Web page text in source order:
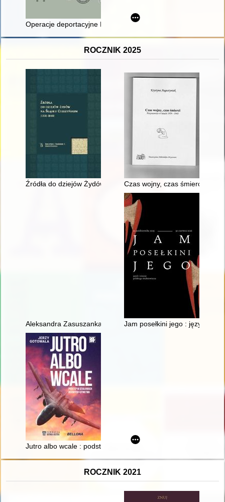
Operacje deportacyjne NKWD 1940-1941. Cz. 1 =
ROCZNIK 2025
Źródła do dziejów Żydów na Śląsku Cieszyńskim (1531-1848)
Czas wojny, czas śmierci :
Aleksandra Zasuszanka-Dobrowolska (1906-1989) : życie i
Jam posełkini jego : język i
Jutro albo wcale : podstęp w działaniach bojowych lotnictwa
ROCZNIK 2021